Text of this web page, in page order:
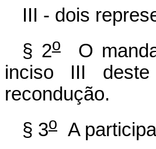
III - dois
§ 2oO
inciso III
recondução.
§ 3o
A